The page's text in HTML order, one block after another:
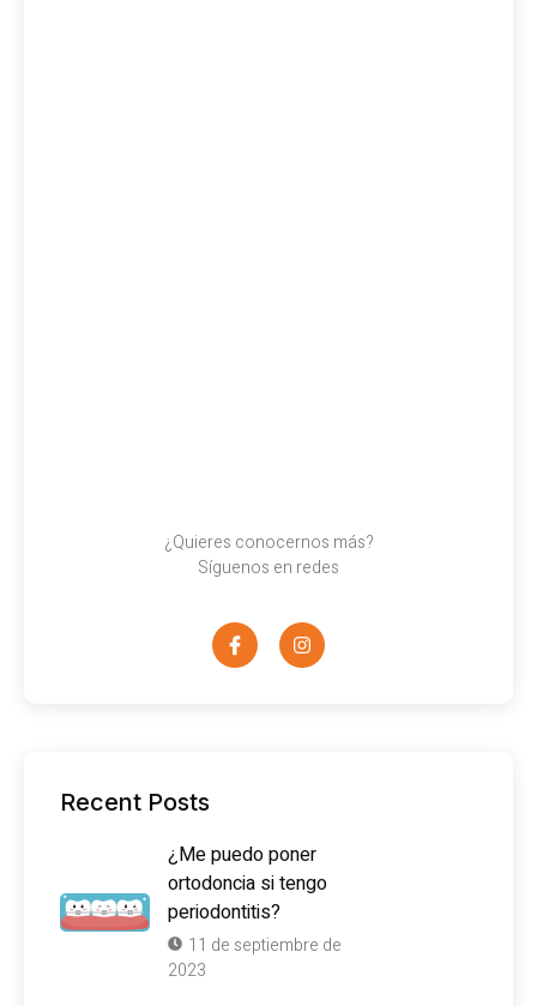
¿Quieres conocernos más?
Síguenos en redes
Recent Posts
¿Me puedo poner
ortodoncia si tengo
periodontitis?
11 de septiembre de
2023